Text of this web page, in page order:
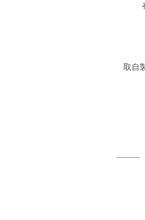
取自